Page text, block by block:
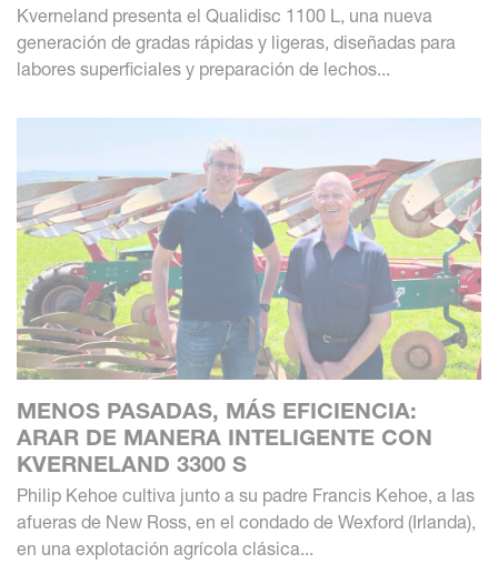
Kverneland presenta el Qualidisc 1100 L, una nueva
generación de gradas rápidas y ligeras, diseñadas para
labores superficiales y preparación de lechos...
MENOS PASADAS, MÁS EFICIENCIA:
ARAR DE MANERA INTELIGENTE CON
KVERNELAND 3300 S
Philip Kehoe cultiva junto a su padre Francis Kehoe, a las
afueras de New Ross, en el condado de Wexford (Irlanda),
en una explotación agrícola clásica...